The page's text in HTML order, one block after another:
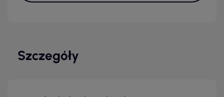
Szczegóły